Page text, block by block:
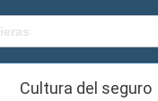
Cultura del seguro